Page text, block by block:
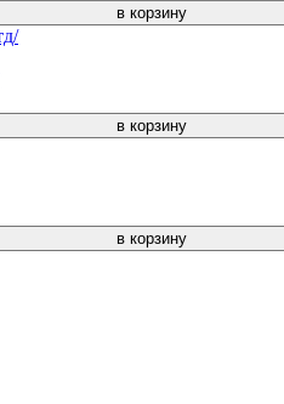
в корзину
в корзину
в корзину